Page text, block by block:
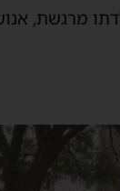
מרגשת,